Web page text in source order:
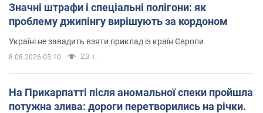
Значні штрафи і спеціальні полігони: як
проблему джипінгу вирішують за кордоном
Україні не завадить взяти приклад із країн Європи
8.08.2026 05:10 2,3 т.
На Прикарпатті після аномальної спеки пройшла
потужна злива: дороги перетворились на річки.